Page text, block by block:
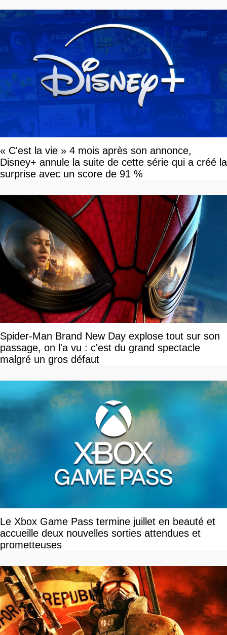
« C'est la vie » 4 mois après son annonce,
Disney+ annule la suite de cette série qui a créé la
surprise avec un score de 91 %
Spider-Man Brand New Day explose tout sur son
passage, on l'a vu : c'est du grand spectacle
malgré un gros défaut
Le Xbox Game Pass termine juillet en beauté et
accueille deux nouvelles sorties attendues et
prometteuses